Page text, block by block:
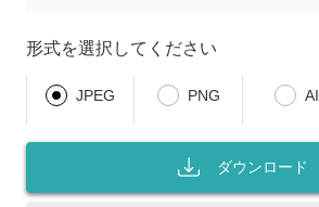
形式を選択してください
JPEG PNG AI
ダウンロード